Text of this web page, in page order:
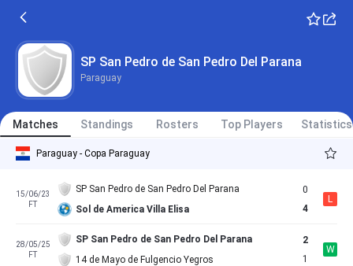
SP San Pedro de San Pedro Del Parana
Paraguay
Matches Standings Rosters Top Players Statistics
Paraguay - Copa Paraguay
15/06/23
FT
SP San Pedro de San Pedro Del Parana
Sol de America Villa Elisa
0
4
L
28/05/25
FT
SP San Pedro de San Pedro Del Parana
14 de Mayo de Fulgencio Yegros
2
1
W